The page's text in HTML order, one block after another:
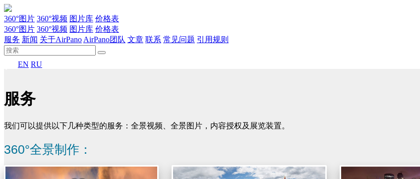
360°图片 360°视频 图片库 价格表
360°图片 360°视频 图片库 价格表
服务 新闻 关于AirPano AirPano团队 文章 联系 常见问题 引用规则
EN RU
服务
我们可以提供以下几种类型的服务：全景视频、全景图片，内容授权及展览装置。
360°全景制作：